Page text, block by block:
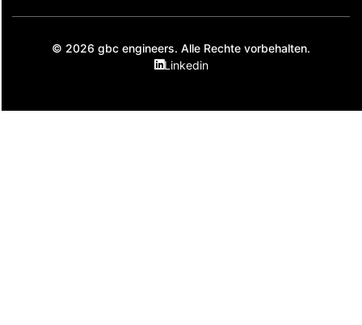
© 2026 gbc engineers. Alle Rechte vorbehalten.
Linkedin